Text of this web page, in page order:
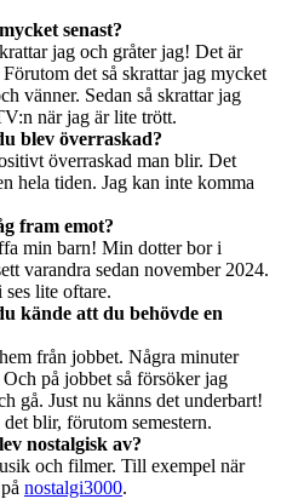
senast?
jag och gråter jag! Det är
det så skrattar jag mycket
vänner. Sedan så skrattar jag
när jag är lite trött.
blev överraskad?
överraskad man blir. Det
hela tiden. Jag kan inte komma
fram emot?
min barn! Min dotter bor i
varandra sedan november 2024.
lite oftare.
kände att du behövde en
från jobbet. Några minuter
på jobbet så försöker jag
gå. Just nu känns det underbart!
blir, förutom semestern.
nostalgisk av?
och filmer. Till exempel när
nostalgi3000.